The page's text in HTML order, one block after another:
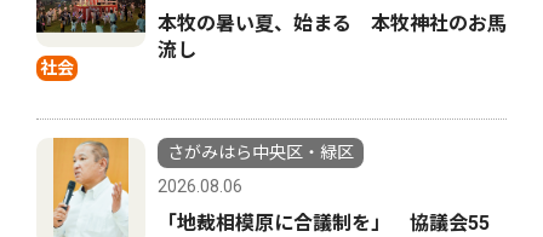
社会
本牧の暑い夏、始まる 本牧神社のお馬
流し
さがみはら中央区・緑区
2026.08.06
「地裁相模原に合議制を」 協議会55